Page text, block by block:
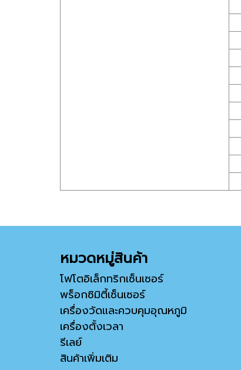
หมวดหมู่สินค้า
โฟโตอิเล็กทริกเซ็นเซอร์
พร็อกซิมิตี้เซ็นเซอร์
เครื่องวัดและควบคุมอุณหภูมิ
เครื่องตั้งเวลา
รีเลย์
สินค้าเพิ่มเติม